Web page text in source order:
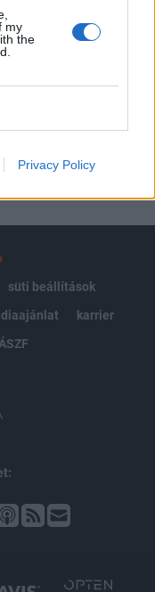
my
the
Privacy Policy
süti beállítások
karrier
ÁSZF